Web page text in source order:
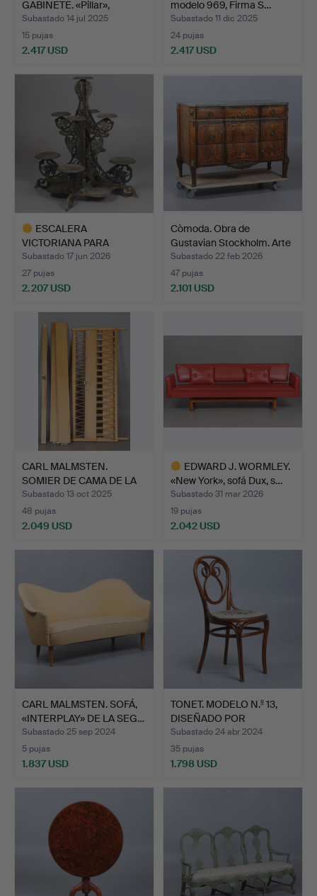
GABINETE. «Pillar»,
firmado, …
Subastado 14 jul 2025
15 pujas
2.417 USD
modelo 969, Firma S…
Subastado 11 dic 2025
24 pujas
2.417 USD
ESCALERA
VICTORIANA PARA
PLANTAS. Hierro f…
Subastado 17 jun 2026
27 pujas
2.207 USD
seleccionado
Còmoda. Obra de
Gustavian Stockholm. Arte
…
Subastado 22 feb 2026
47 pujas
2.101 USD
CARL MALMSTEN.
SOMIER DE CAMA DE LA
MARCA …
Subastado 13 oct 2025
48 pujas
2.049 USD
EDWARD J. WORMLEY.
«New York», sofá Dux, s…
Subastado 31 mar 2026
19 pujas
2.042 USD
seleccionado
CARL MALMSTEN. SOFÁ,
«INTERPLAY» DE LA SEG…
Subastado 25 sep 2024
5 pujas
1.837 USD
TONET. MODELO N.º 13,
DISEÑADO POR
MICHAEL…
Subastado 24 abr 2024
35 pujas
1.798 USD